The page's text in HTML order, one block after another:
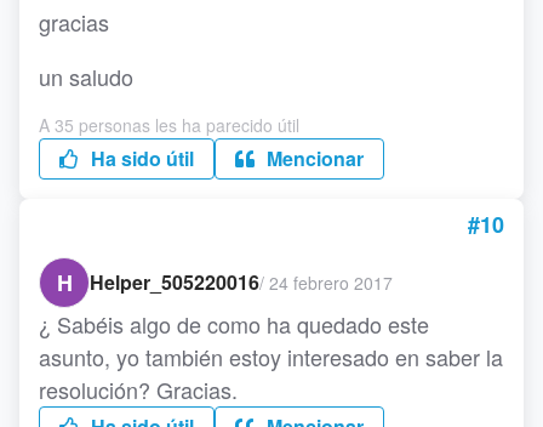
gracias
un saludo
A 35 personas les ha parecido útil
Ha sido útil Mencionar
#10
H
Helper_505220016/ 24 febrero 2017
¿ Sabéis algo de como ha quedado este
asunto, yo también estoy interesado en saber la
resolución? Gracias.